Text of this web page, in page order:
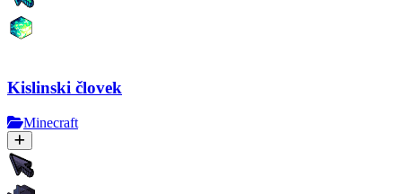
Kislinski človek
Minecraft